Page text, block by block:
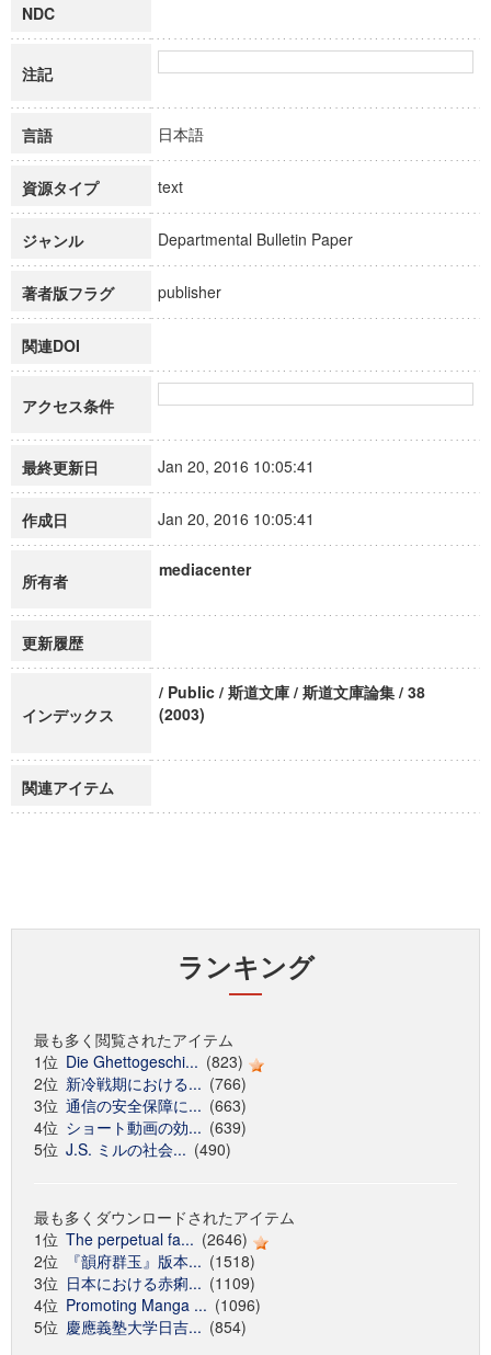
NDC
注記
言語 日本語
資源タイプ text
ジャンル Departmental Bulletin Paper
著者版フラグ publisher
関連DOI
アクセス条件
最終更新日 Jan 20, 2016 10:05:41
作成日 Jan 20, 2016 10:05:41
所有者
mediacenter
更新履歴
インデックス
/ Public / 斯道文庫 / 斯道文庫論集 / 38
(2003)
関連アイテム
ランキング
最も多く閲覧されたアイテム
1位 Die Ghettogeschi... (823)
2位 新冷戦期における... (766)
3位 通信の安全保障に... (663)
4位 ショート動画の効... (639)
5位 J.S. ミルの社会... (490)
最も多くダウンロードされたアイテム
1位 The perpetual fa... (2646)
2位
『韻府群玉』版本... (1518)
3位 日本における赤痢... (1109)
4位 Promoting Manga ... (1096)
5位 慶應義塾大学日吉... (854)